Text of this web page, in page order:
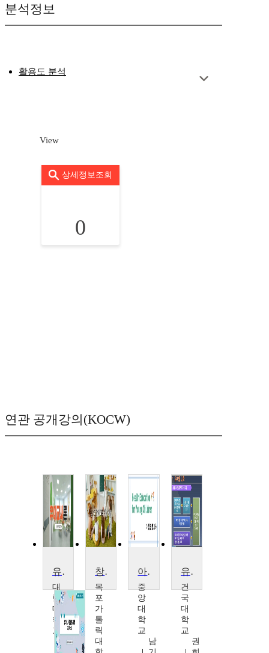
분석정보
활용도 분석
View
상세정보조회
0
연관 공개강의(KOCW)
유아교육론
대
림
대
학
교
김
창의융합적교직역량
목
포
가
톨
릭
대
아동건강교육
중
앙
대
학
교
남
유아과학교육
건
국
대
학
교
권